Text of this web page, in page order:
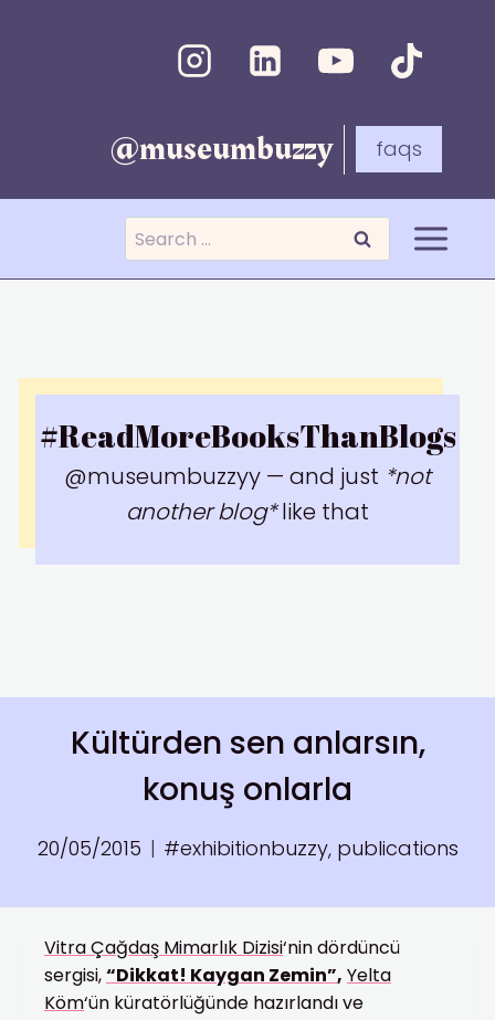
@museumbuzzy faqs
Search
for:
#ReadMoreBooksThanBlogs
@museumbuzzyy — and just *not
another blog*like that
Kültürden sen anlarsın,
konuş onlarla
20/05/2015 #exhibitionbuzzy, publications
Vitra Çağdaş Mimarlık Dizisi‘nin dördüncü
sergisi,“Dikkat! Kaygan Zemin”, Yelta
Köm‘ün küratörlüğünde hazırlandı ve